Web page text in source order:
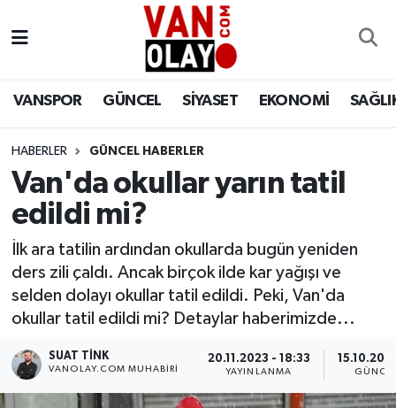
VANSPOR GÜNCEL SİYASET EKONOMİ
HABERLER GÜNCEL HABERLER
Van'da okullar yarın tatil
edildi mi?
İlk ara tatilin ardından okullarda bugün yeniden
ders zili çaldı. Ancak birçok ilde kar yağışı ve
selden dolayı okullar tatil edildi. Peki, Van'da
okullar tatil edildi mi? Detaylar haberimizde...
SUAT TINK
VANOLAY.COM MUHABIRI
20.11.2023 - 18:33
YAYINLANMA
Siyaset
Ekonomi
Sağlık
Eğitim
Van Nöbetçi Eczaneler
Van Namaz Vakitleri
Van Trafik Yoğunluk Haritası
Süper Lig Puan Durumu ve Fikstür
Tüm Manşetler